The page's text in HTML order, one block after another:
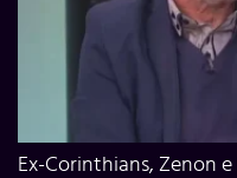
Ex-Corinthians, Zenon